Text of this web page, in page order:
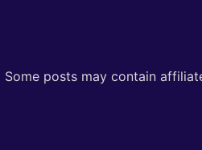
Some posts may contain